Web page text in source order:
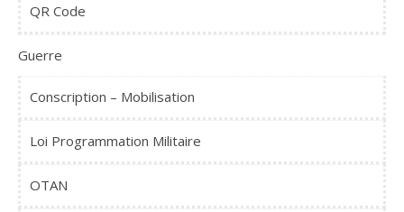
QR Code
Guerre
Conscription – Mobilisation
Loi Programmation Militaire
OTAN